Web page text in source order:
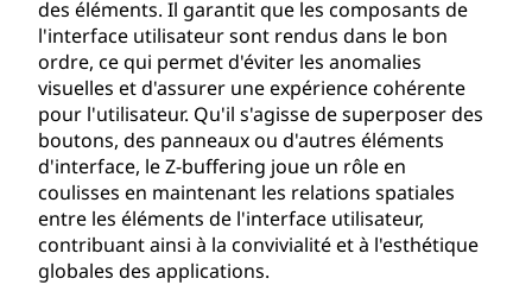
des éléments. Il garantit que les composants de
l'interface utilisateur sont rendus dans le bon
ordre, ce qui permet d'éviter les anomalies
visuelles et d'assurer une expérience cohérente
pour l'utilisateur. Qu'il s'agisse de superposer des
boutons, des panneaux ou d'autres éléments
d'interface, le Z-buffering joue un rôle en
coulisses en maintenant les relations spatiales
entre les éléments de l'interface utilisateur,
contribuant ainsi à la convivialité et à l'esthétique
globales des applications.